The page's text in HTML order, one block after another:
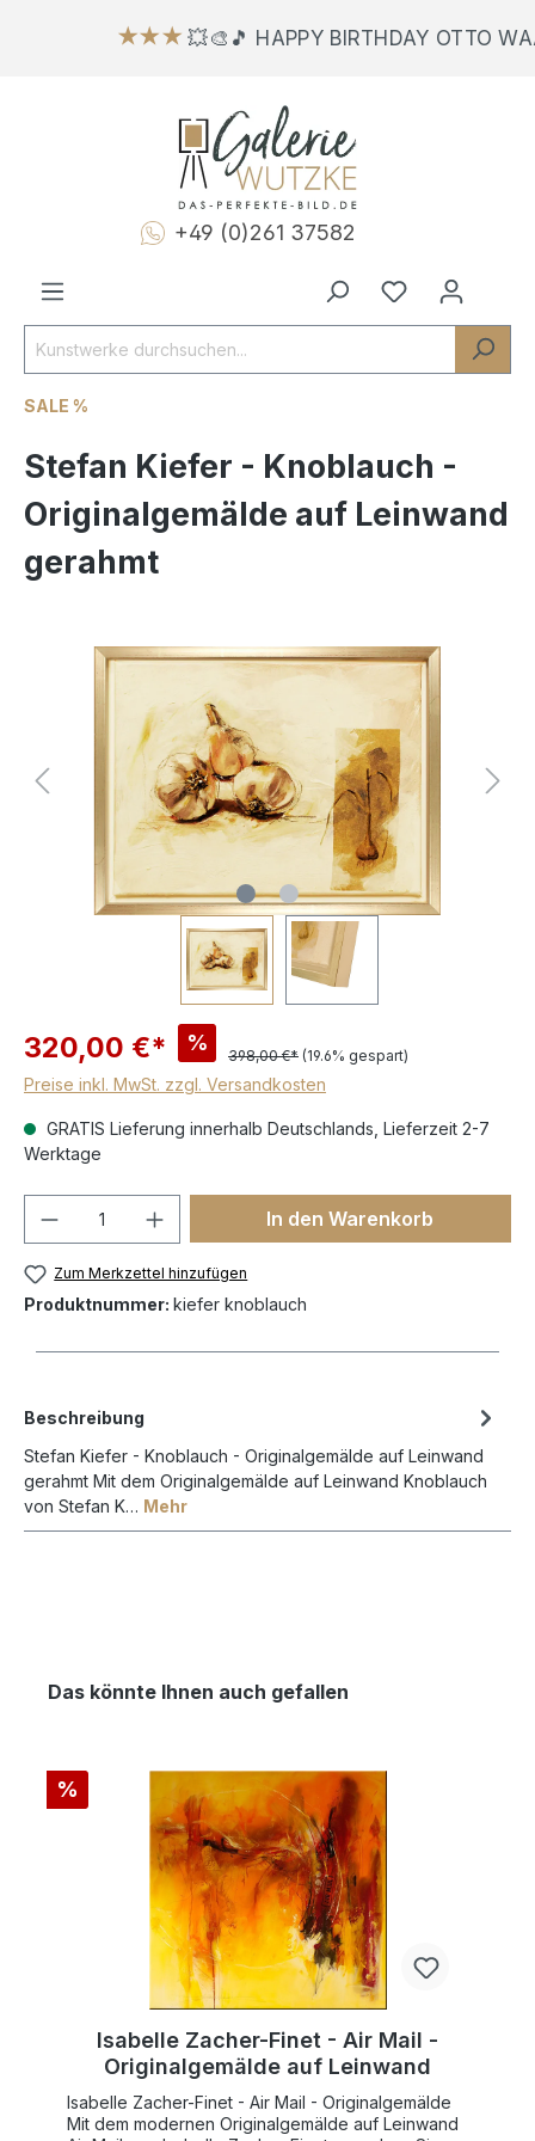
★★★💥🎨🎵 HAPPY BIRTHDAY OTTO
+49 (0)261 37582
SALE %
Stefan Kiefer - Knoblauch -
Originalgemälde auf Leinwand
gerahmt
320,00 €* %
398,00 €* (19.6% gespart)
Preise inkl. MwSt. zzgl. Versandkosten
GRATIS Lieferung innerhalb Deutschlands, Lieferzeit 2-7
Werktage
In den Warenkorb
Zum Merkzettel hinzufügen
Produktnummer: kiefer knoblauch
Beschreibung
Stefan Kiefer - Knoblauch - Originalgemälde auf Leinwand
gerahmt Mit dem Originalgemälde auf Leinwand Knoblauch
von Stefan K… Mehr
Das könnte Ihnen auch gefallen
%
Isabelle Zacher-Finet - Air Mail -
Originalgemälde auf Leinwand
Isabelle Zacher-Finet - Air Mail - Originalgemälde
Mit dem modernen Originalgemälde auf Leinwand